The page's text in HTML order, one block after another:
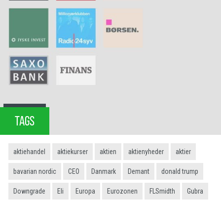
TAGS
aktiehandel aktiekurser aktien aktienyheder aktier
bavarian nordic CEO Danmark Demant donald trump
Downgrade Eli Europa Eurozonen FLSmidth Gubra